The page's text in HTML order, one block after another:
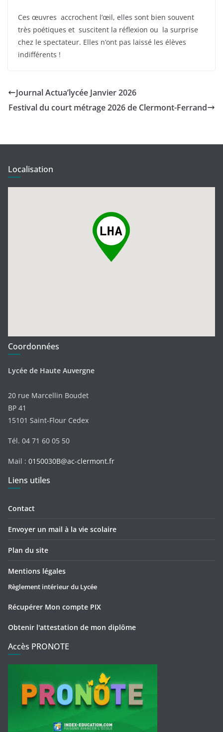
Ces œuvres accrochent l’œil, elles sont bien souvent
très poétiques et suscitent la réflexion ou la surprise
chez le spectateur. Elles n’ont pas laissé les élèves
indifférents !
Journal Actua’lycée Janvier 2026
Festival du court métrage 2026 de Clermont-Ferrand
Localisation
Coordonnées
Lycée de Haute Auvergne
20 rue Marcellin Boudet
BP 41
15101 Saint-Flour Cedex
Tél. 04 71 60 05 50
Mail : 0150030B@ac-clermont.fr
Liens utiles
Contact
Envoyer un mail à la vie scolaire
Plan du site
Mentions légales
Règlement intérieur du Lycée
Récupérer Mon compte PIX
Obtenir l'attestation de mon diplôme
Accès PRONOTE